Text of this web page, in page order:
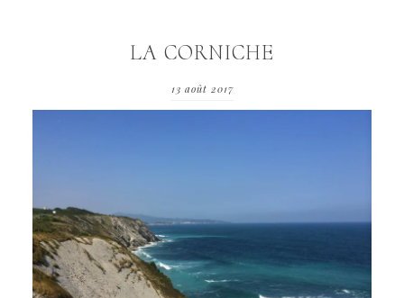
LA CORNICHE
13 août 2017